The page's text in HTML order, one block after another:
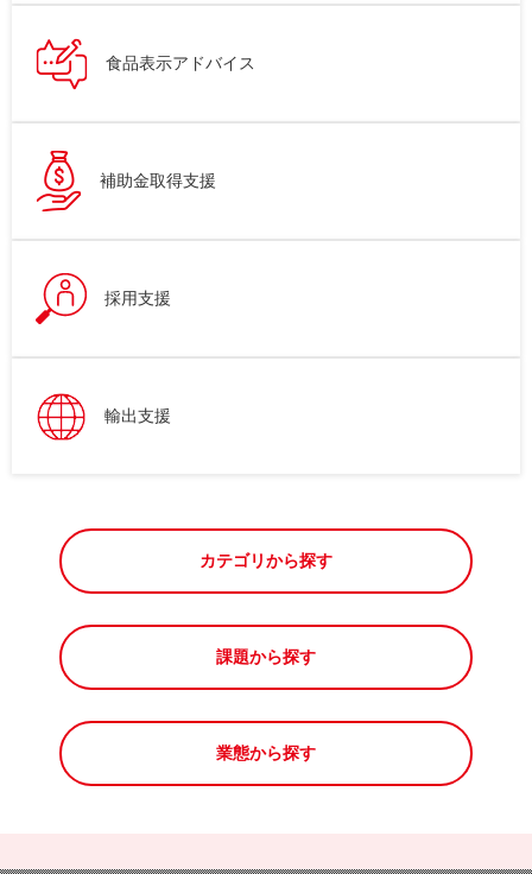
食品表示アドバイス
補助金取得支援
採用支援
輸出支援
カテゴリから探す
課題から探す
業態から探す